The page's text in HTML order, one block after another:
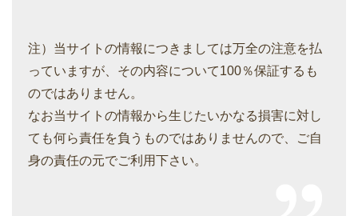
注）当サイトの情報につきましては万全の注意を払
っていますが、その内容について100％保証するも
のではありません。
なお当サイトの情報から生じたいかなる損害に対し
ても何ら責任を負うものではありませんので、ご自
身の責任の元でご利用下さい。